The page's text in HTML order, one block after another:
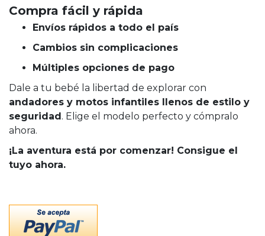
Compra fácil y rápida
Envíos rápidos a todo el país
Cambios sin complicaciones
Múltiples opciones de pago
Dale a tu bebé la libertad de explorar con
andadores y motos infantiles llenos de estilo y
seguridad . Elige el modelo perfecto y cómpralo
ahora.
¡La aventura está por comenzar! Consigue el
tuyo ahora.